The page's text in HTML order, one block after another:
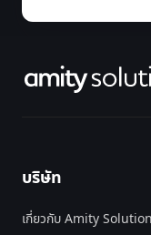
บริษัท
เกี่ยวกับ Amity